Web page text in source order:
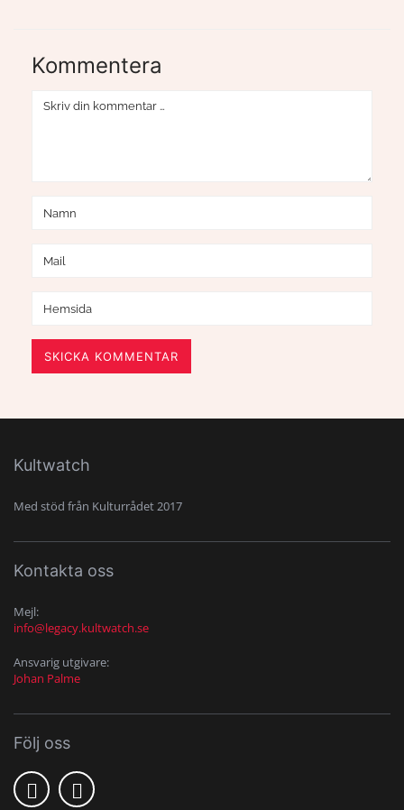
Kommentera
SKICKA KOMMENTAR
Kultwatch
Med stöd från Kulturrådet 2017
Kontakta oss
Mejl:
info@legacy.kultwatch.se
Ansvarig utgivare:
Johan Palme
Följ oss